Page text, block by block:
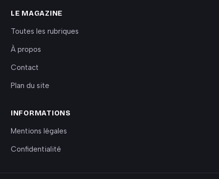
LE MAGAZINE
Toutes les rubriques
À propos
Contact
Plan du site
INFORMATIONS
Mentions légales
Confidentialité